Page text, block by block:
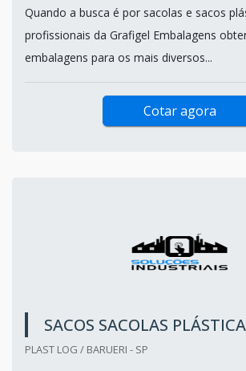
Quando a busca é por sacolas e sacos
profissionais da Grafigel Embalagens
embalagens para os mais diversos...
Cotar agora
SACOS SACOLAS
PLAST LOG / BARUERI - SP